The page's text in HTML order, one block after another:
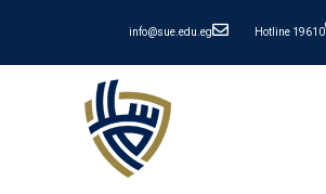
info@sue.edu.eg Hotline 19610